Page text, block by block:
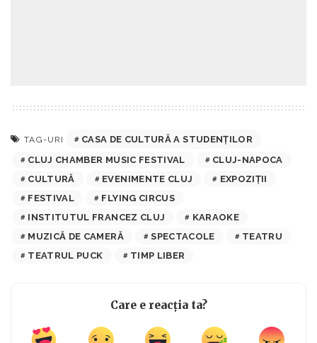
TAG-URI
CASA DE CULTURĂ A STUDENȚILOR
CLUJ CHAMBER MUSIC FESTIVAL
CLUJ-NAPOCA
CULTURĂ
EVENIMENTE CLUJ
EXPOZIŢII
FESTIVAL
FLYING CIRCUS
INSTITUTUL FRANCEZ CLUJ
KARAOKE
MUZICĂ DE CAMERĂ
SPECTACOLE
TEATRU
TEATRUL PUCK
TIMP LIBER
Care e reacția ta?